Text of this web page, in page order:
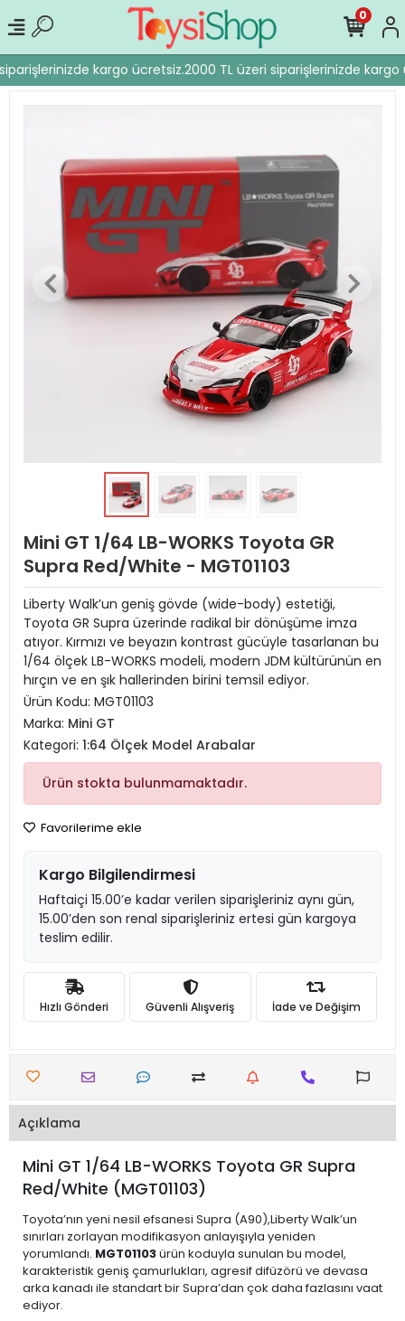
kargo ücretsiz.2000 TL üzeri siparişlerinizde kargo
0
Mini GT 1/64 LB-WORKS Toyota GR
Supra Red/White - MGT01103
Liberty Walk’un geniş gövde (wide-body) estetiği,
Toyota GR Supra üzerinde radikal bir dönüşüme imza
atıyor. Kırmızı ve beyazın kontrast gücüyle tasarlanan bu
1/64 ölçek LB-WORKS modeli, modern JDM kültürünün en
hırçın ve en şık hallerinden birini temsil ediyor.
Ürün Kodu: MGT01103
Marka: Mini GT
Kategori: 1:64 Ölçek Model Arabalar
Ürün stokta bulunmamaktadır.
Favorilerime ekle
Kargo Bilgilendirmesi
Haftaiçi 15.00’e kadar verilen siparişleriniz aynı gün,
15.00’den son renal siparişleriniz ertesi gün kargoya
teslim edilir.
Hızlı Gönderi Güvenli Alışveriş İade ve Değişim
Açıklama
Mini GT 1/64 LB-WORKS Toyota GR Supra
Red/White (MGT01103)
Toyota’nın yeni nesil efsanesi Supra (A90),Liberty Walk’un
sınırları zorlayan modifikasyon anlayışıyla yeniden
yorumlandı. MGT01103ürün koduyla sunulan bu model,
karakteristik geniş çamurlukları, agresif difüzörü ve devasa
arka kanadı ile standart bir Supra’dan çok daha fazlasını vaat
ediyor.